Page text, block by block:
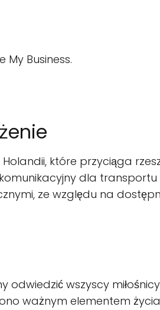
Business.
które przyciąga
dla
ze względu na
odwiedzić wszyscy
ważnym elementem